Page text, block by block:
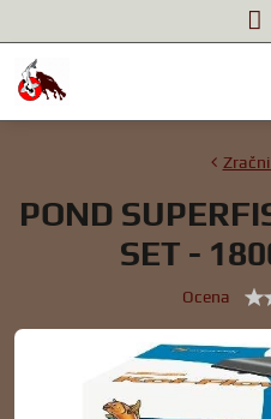
POND
SET -
Ocena